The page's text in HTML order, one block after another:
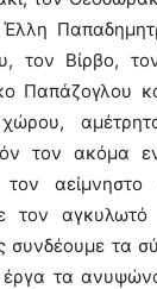
τον Βίρβο,
Παπάζογλου
τον ακόμα
τον
τον
τα
τα